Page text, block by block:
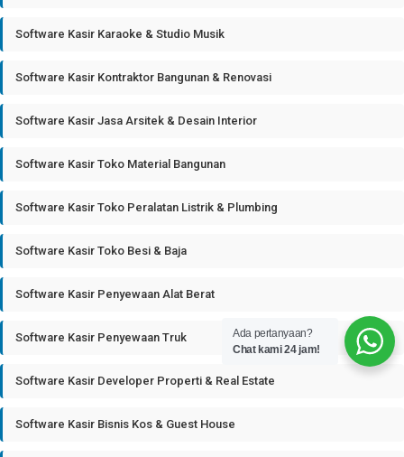
Software Kasir Karaoke & Studio Musik
Software Kasir Kontraktor Bangunan & Renovasi
Software Kasir Jasa Arsitek & Desain Interior
Software Kasir Toko Material Bangunan
Software Kasir Toko Peralatan Listrik & Plumbing
Software Kasir Toko Besi & Baja
Software Kasir Penyewaan Alat Berat
Software Kasir Penyewaan Truk
Software Kasir Developer Properti & Real Estate
Software Kasir Bisnis Kos & Guest House
Ada pertanyaan?
Chat kami 24 jam!